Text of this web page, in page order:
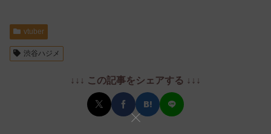
vtuber
渋谷ハジメ
↓↓↓ この記事をシェアする ↓↓↓